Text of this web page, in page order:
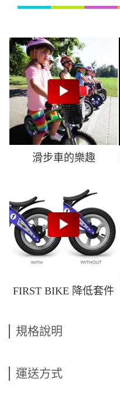
滑步車的樂趣
FIRST BIKE 降低套件
規格說明
運送方式